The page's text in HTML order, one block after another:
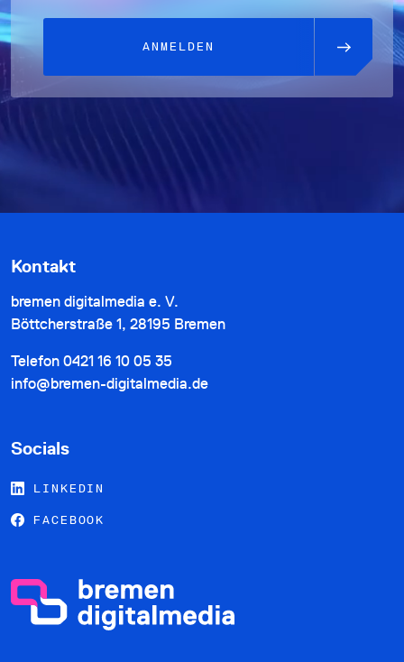
ANMELDEN
Kontakt
bremen digitalmedia e. V.
Böttcherstraße 1, 28195 Bremen
Telefon 0421 16 10 05 35
info@bremen-digitalmedia.de
Socials
LINKEDIN
FACEBOOK